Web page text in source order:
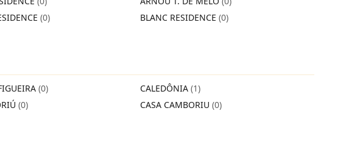
(0) BLANC RESIDENCE (0)
(0) CALEDÔNIA (1)
(0) CASA CAMBORIU (0)